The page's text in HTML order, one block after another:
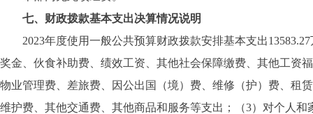
七、财政拨款基本支出决算情况说明
2023年度使用一般公共预算财政拨款安排基本支出13583.27
奖金、伙食补助费、绩效工资、其他社会保障缴费、其他工资
物业管理费、差旅费、因公出国（境）费、维修（护）费、租
维护费、其他交通费、其他商品和服务等支出；（3）对个人